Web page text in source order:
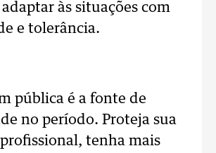
às situações com
e tolerância.
pública é a fonte de
no período. Proteja sua
tenha mais